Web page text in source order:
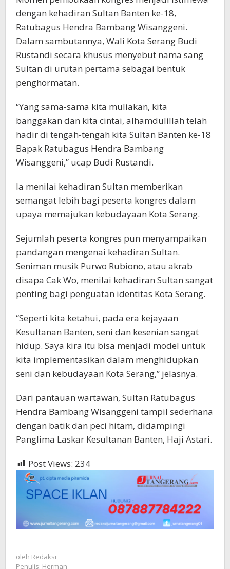
dengan kehadiran Sultan Banten ke-18,
Ratubagus Hendra Bambang Wisanggeni.
Dalam sambutannya, Wali Kota Serang Budi
Rustandi secara khusus menyebut nama sang
Sultan di urutan pertama sebagai bentuk
penghormatan.
“Yang sama-sama kita muliakan, kita
banggakan dan kita cintai, alhamdulillah telah
hadir di tengah-tengah kita Sultan Banten ke-18
Bapak Ratubagus Hendra Bambang
Wisanggeni,” ucap Budi Rustandi.
Ia menilai kehadiran Sultan memberikan
semangat lebih bagi peserta kongres dalam
upaya memajukan kebudayaan Kota Serang.
Sejumlah peserta kongres pun menyampaikan
pandangan mengenai kehadiran Sultan.
Seniman musik Purwo Rubiono, atau akrab
disapa Cak Wo, menilai kehadiran Sultan sangat
penting bagi penguatan identitas Kota Serang.
“Seperti kita ketahui, pada era kejayaan
Kesultanan Banten, seni dan kesenian sangat
hidup. Saya kira itu bisa menjadi model untuk
kita implementasikan dalam menghidupkan
seni dan kebudayaan Kota Serang,” jelasnya.
Dari pantauan wartawan, Sultan Ratubagus
Hendra Bambang Wisanggeni tampil sederhana
dengan batik dan peci hitam, didampingi
Panglima Laskar Kesultanan Banten, Haji Astari.
Post Views: 234
oleh Redaksi
Penulis: Herman